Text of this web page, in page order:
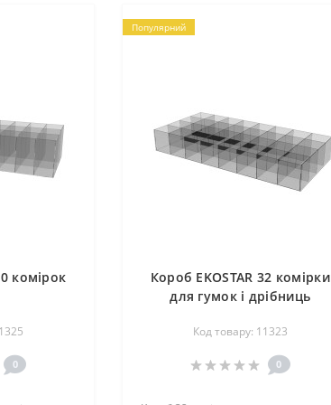
комірок
0
Популярний
Короб EKOSTAR 32 комірки
для гумок і дрібниць
Код товару: 11323
0